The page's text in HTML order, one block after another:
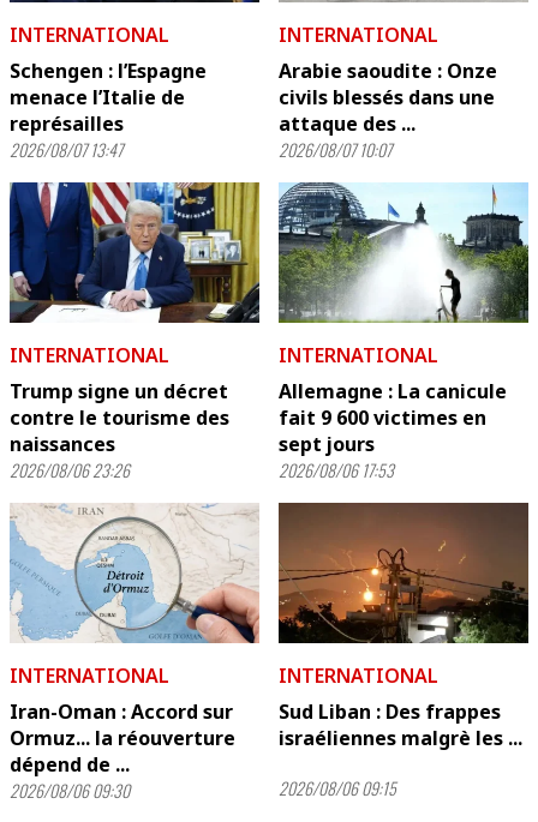
INTERNATIONAL
Schengen : l’Espagne
menace l’Italie de
représailles
2026/08/07 13:47
INTERNATIONAL
Arabie saoudite : Onze
civils blessés dans une
attaque des ...
2026/08/07 10:07
INTERNATIONAL
Trump signe un décret
contre le tourisme des
naissances
2026/08/06 23:26
INTERNATIONAL
Allemagne : La canicule
fait 9 600 victimes en
sept jours
2026/08/06 17:53
INTERNATIONAL
Iran-Oman : Accord sur
Ormuz... la réouverture
dépend de ...
2026/08/06 09:30
INTERNATIONAL
Sud Liban : Des frappes
israéliennes malgrè les ...
2026/08/06 09:15